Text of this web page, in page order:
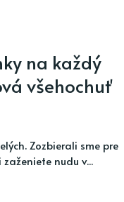
na každý
všehochuť
Zozbierali sme pre
nudu v...